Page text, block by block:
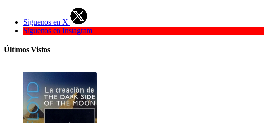
Síguenos en X
Síguenos en Instagram
Últimos Vistos